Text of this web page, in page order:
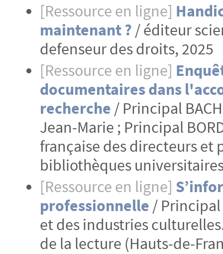
[Ressource en ligne]
maintenant ? / éditeur
defenseur des droits, 2025
[Ressource en ligne]
documentaires dans
recherche / Principal
Jean-Marie ; Principal
française des directeurs et
bibliothèques
[Ressource en ligne]
professionnelle /
et des industries
de la lecture (Hauts-de-